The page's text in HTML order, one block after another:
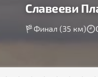
Славееви
Финал (35 км)